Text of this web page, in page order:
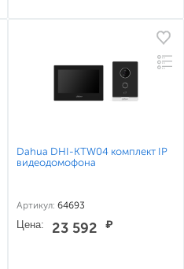
Dahua DHI-KTW04 комплект IP
видеодомофона
Артикул: 64693
Цена: 23 592 ₽